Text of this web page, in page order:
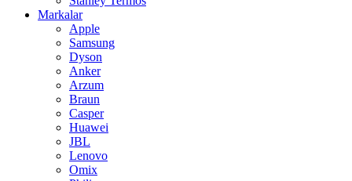
Markalar
Apple
Samsung
Dyson
Anker
Arzum
Braun
Casper
Huawei
JBL
Lenovo
Omix